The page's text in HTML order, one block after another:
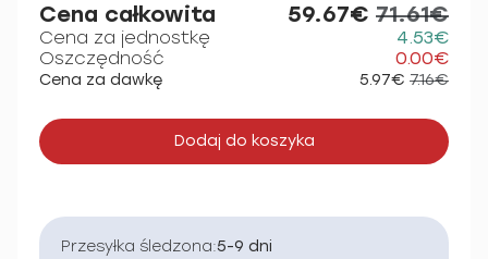
Cena całkowita 59.67€ 71.61€
Cena za jednostkę
4.53€
Oszczędność
0.00€
Cena za dawkę 5.97€ 7.16€
Dodaj do koszyka
Przesyłka śledzona:5-9 dni